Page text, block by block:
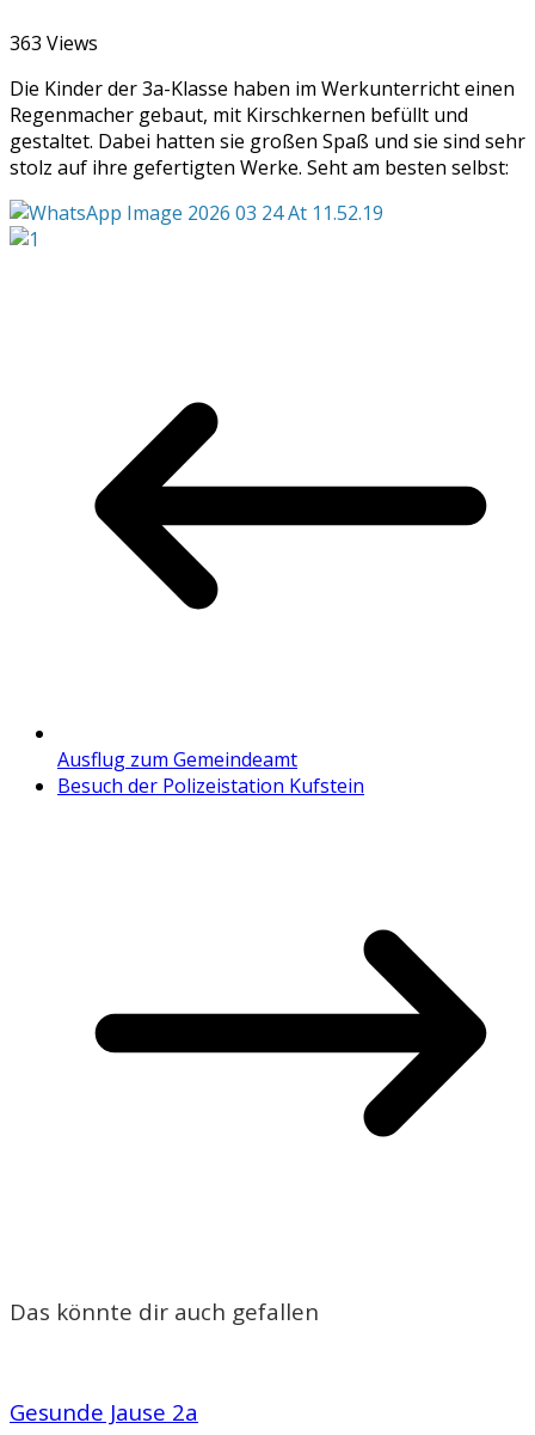
363 Views
Die Kinder der 3a-Klasse haben im Werkunterricht einen
Regenmacher gebaut, mit Kirschkernen befüllt und
gestaltet. Dabei hatten sie großen Spaß und sie sind sehr
stolz auf ihre gefertigten Werke. Seht am besten selbst:
Ausflug zum Gemeindeamt
Besuch der Polizeistation Kufstein
Das könnte dir auch gefallen
Gesunde Jause 2a